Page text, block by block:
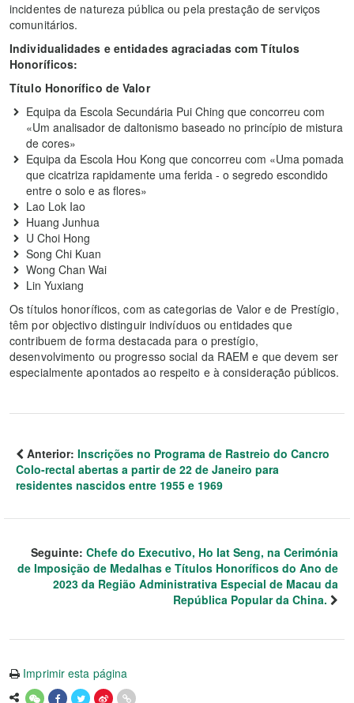
incidentes de natureza pública ou pela prestação de serviços
comunitários.
Individualidades e entidades agraciadas com Títulos
Honoríficos:
Título Honorífico de Valor
Equipa da Escola Secundária Pui Ching que concorreu com
«Um analisador de daltonismo baseado no princípio de mistura
de cores»
Equipa da Escola Hou Kong que concorreu com «Uma pomada
que cicatriza rapidamente uma ferida - o segredo escondido
entre o solo e as flores»
Lao Lok Iao
Huang Junhua
U Choi Hong
Song Chi Kuan
Wong Chan Wai
Lin Yuxiang
Os títulos honoríficos, com as categorias de Valor e de Prestígio,
têm por objectivo distinguir indivíduos ou entidades que
contribuem de forma destacada para o prestígio,
desenvolvimento ou progresso social da RAEM e que devem ser
especialmente apontados ao respeito e à consideração públicos.
Anterior: Inscrições no Programa de Rastreio do Cancro
Colo-rectal abertas a partir de 22 de Janeiro para
residentes nascidos entre 1955 e 1969
Seguinte: Chefe do Executivo, Ho Iat Seng, na Cerimónia
de Imposição de Medalhas e Títulos Honoríficos do Ano de
2023 da Região Administrativa Especial de Macau da
República Popular da China.
Imprimir esta página